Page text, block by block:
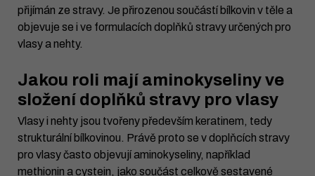
přijímán ze stravy. Je přirozenou součástí bílkovin v těle a
objevuje se i ve formulacích doplňků stravy určených pro
vlasy a nehty.
Jakou roli mají aminokyseliny ve
složení doplňků stravy pro vlasy
Vlasy i nehty jsou tvořeny především keratinem, tedy
strukturální bílkovinou. Právě proto se v doplňcích stravy
pro vlasy často objevují aminokyseliny, například
methionin a cystein, jako součást celkově sestavené